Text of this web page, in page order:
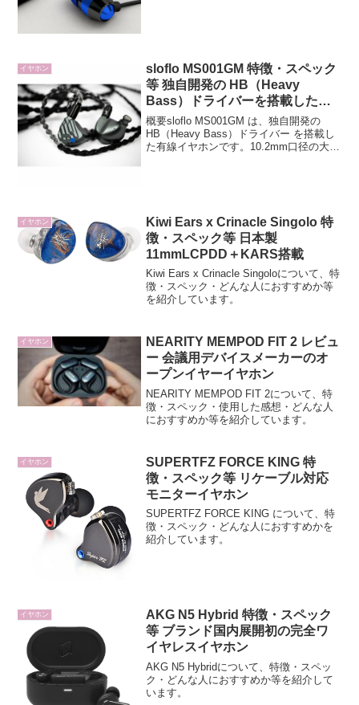
イヤホン
sloflo MS001GM 特徴・スペック
等 独自開発の HB（Heavy
Bass）ドライバーを搭載した有
線イヤホン
概要sloflo MS001GM は、独自開発の
HB（Heavy Bass）ドライバー を搭載し
た有線イヤホンです。10.2mm口径の大口
イヤホン
Kiwi Ears x Crinacle Singolo 特
徴・スペック等 日本製
11mmLCPDD＋KARS搭載
Kiwi Ears x Crinacle Singoloについて、特
徴・スペック・どんな人におすすめか等
を紹介しています。
イヤホン
NEARITY MEMPOD FIT 2 レビュ
ー 会議用デバイスメーカーのオ
ープンイヤーイヤホン
NEARITY MEMPOD FIT 2について、特
徴・スペック・使用した感想・どんな人
におすすめか等を紹介しています。
イヤホン
SUPERTFZ FORCE KING 特
徴・スペック等 リケーブル対応
モニターイヤホン
SUPERTFZ FORCE KING について、特
徴・スペック・どんな人におすすめかを
紹介しています。
イヤホン
AKG N5 Hybrid 特徴・スペック
等 ブランド国内展開初の完全ワ
イヤレスイヤホン
AKG N5 Hybridについて、特徴・スペッ
ク・どんな人におすすめか等を紹介して
います。